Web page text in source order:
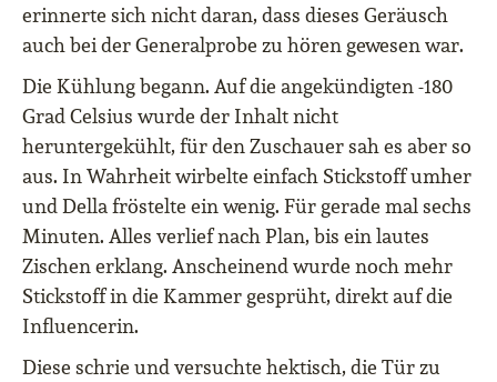
erinnerte sich nicht daran, dass dieses Geräusch
auch bei der Generalprobe zu hören gewesen war.
Die Kühlung begann. Auf die angekündigten -180
Grad Celsius wurde der Inhalt nicht
heruntergekühlt, für den Zuschauer sah es aber so
aus. In Wahrheit wirbelte einfach Stickstoff umher
und Della fröstelte ein wenig. Für gerade mal sechs
Minuten. Alles verlief nach Plan, bis ein lautes
Zischen erklang. Anscheinend wurde noch mehr
Stickstoff in die Kammer gesprüht, direkt auf die
Influencerin.
Diese schrie und versuchte hektisch, die Tür zu